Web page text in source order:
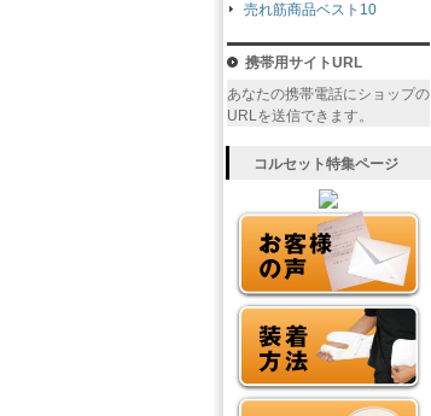
売れ筋商品ベスト10
携帯用サイトURL
あなたの携帯電話にショップの
URLを送信できます。
コルセット特集ページ